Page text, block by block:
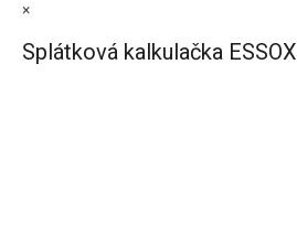
×
Splátková kalkulačka ESSOX